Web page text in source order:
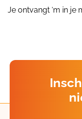
Je ontvangt ‘m in je